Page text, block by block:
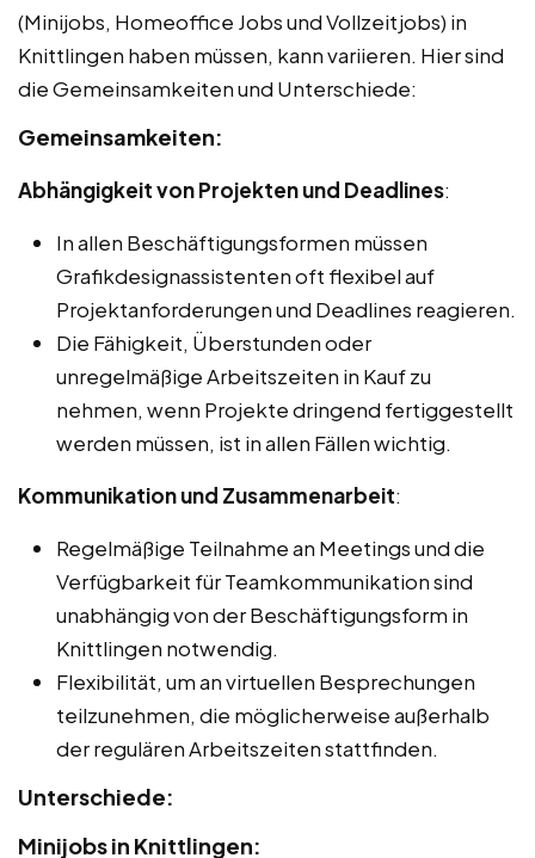
(Minijobs, Homeoffice Jobs und Vollzeitjobs) in
Knittlingen haben müssen, kann variieren. Hier sind
die Gemeinsamkeiten und Unterschiede:
Gemeinsamkeiten:
Abhängigkeit von Projekten und Deadlines:
In allen Beschäftigungsformen müssen
Grafikdesignassistenten oft flexibel auf
Projektanforderungen und Deadlines reagieren.
Die Fähigkeit, Überstunden oder
unregelmäßige Arbeitszeiten in Kauf zu
nehmen, wenn Projekte dringend fertiggestellt
werden müssen, ist in allen Fällen wichtig.
Kommunikation und Zusammenarbeit:
Regelmäßige Teilnahme an Meetings und die
Verfügbarkeit für Teamkommunikation sind
unabhängig von der Beschäftigungsform in
Knittlingen notwendig.
Flexibilität, um an virtuellen Besprechungen
teilzunehmen, die möglicherweise außerhalb
der regulären Arbeitszeiten stattfinden.
Unterschiede:
Minijobs in Knittlingen: